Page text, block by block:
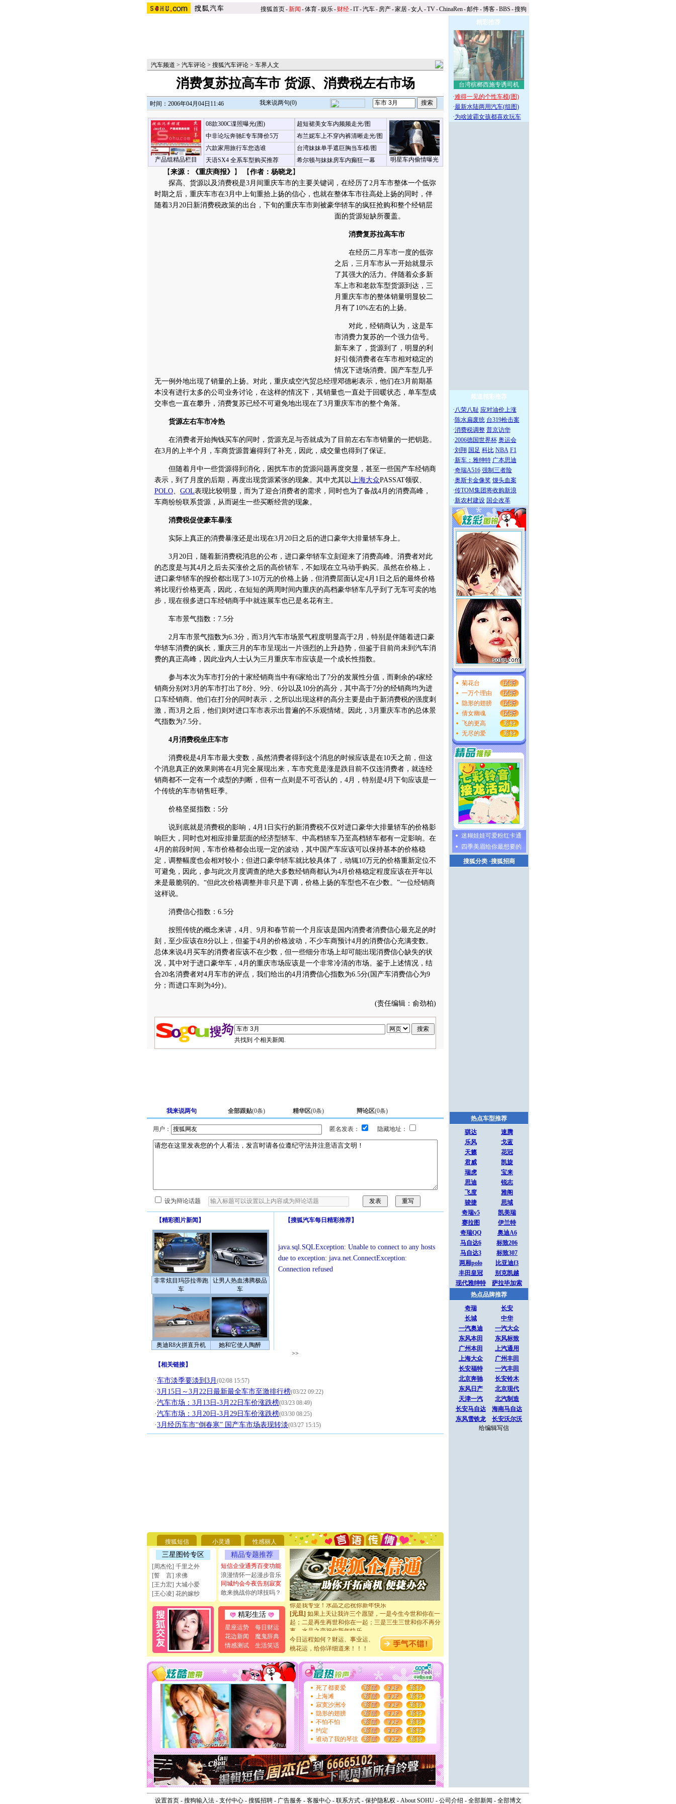
搜狐首页-新闻 -体育-娱乐- 财经-IT-汽车- 房产-家居-女人 -TV-ChinaRen-邮件-博客-BBS -搜狗
汽车频道 > 汽车评论 > 搜狐汽车评论 > 车界人文
消费复苏拉高车市 货源、消费税左右市场
时间：2006年04月04日11:46 我来说两句(0)
产品组精品栏目
08款300C谍照曝光(图)
中非论坛奔驰E专车降价5万
六款家用旅行车您选谁
天语SX4 全系车型购买推荐
超短裙美女车内频频走光/图
明星车内偷情曝光
布兰妮车上不穿内裤清晰走光/图
台湾妹妹单手遮巨胸当车模/图
希尔顿与妹妹房车内癫狂一幕
【来源：《重庆商报》 】 【作者：杨晓龙】
探高、货源以及消费税是3月间重庆车市的主要关键词，在经历了2月车市整体一个低弥
时期之后，重庆车市在3月中上旬重拾上扬的信心，也就在整体车市往高处上扬的同时，伴
随着3月20日新消费税政策的出台，下旬的重庆车市则被豪华轿车的疯狂抢购和整个经销层
面的货源短缺所覆盖。
消费复苏拉高车市
在经历二月车市一度的低弥
之后，三月车市从一开始就显示
了其强大的活力。伴随着众多新
车上市和老款车型货源到达，三
月重庆车市的整体销量明显较二
月有了10%左右的上扬。
对此，经销商认为，这是车
市消费力复苏的一个强力信号。
新车来了，货源到了，明显的利
好引领消费者在车市相对稳定的
情况下进场消费。国产车型几乎
无一例外地出现了销量的上扬。对此，重庆成空汽贸总经理邓德彬表示，他们在3月前期基
本没有进行太多的公司业务讨论，在这样的情况下，其销量也一直处于回暖状态，单车型成
交率也一直在攀升，消费复苏已经不可避免地出现在了3月重庆车市的整个角落。
货源左右车市冷热
在消费者开始掏钱买车的同时，货源充足与否就成为了目前左右车市销量的一把钥匙。
在3月的上半个月，车商货源普遍得到了补充，因此，成交量也得到了保证。
但随着月中一些货源得到消化，困扰车市的货源问题再度突显，甚至一些国产车经销商
表示，到了月度的后期，再度出现货源紧张的现象。其中尤其以上海大众PASSAT领驭、
POLO、 GOL表现比较明显，而为了迎合消费者的需求，同时也为了备战4月的消费高峰，
车商纷纷联系货源，从而诞生一些买断经营的现象。
消费税促使豪车暴涨
实际上真正的消费暴涨还是出现在3月20日之后的进口豪华大排量轿车身上。
3月20日，随着新消费税消息的公布，进口豪华轿车立刻迎来了消费高峰。消费者对此
的态度是与其4月之后去买涨价之后的高价轿车，不如现在立马动手购买。虽然在价格上，
进口豪华轿车的报价都出现了3-10万元的价格上扬，但消费层面认定4月1日之后的最终价格
将比现行价格更高，因此，在短短的两周时间内重庆的高档豪华轿车几乎到了无车可卖的地
步，现在很多进口车经销商手中就连展车也已是名花有主。
车市景气指数：7.5分
2月车市景气指数为6.3分，而3月汽车市场景气程度明显高于2月，特别是伴随着进口豪
华轿车消费的疯长，重庆三月的车市呈现出一片强烈的上升趋势，但鉴于目前尚未到汽车消
费的真正高峰，因此业内人士认为三月重庆车市应该是一个成长性指数。
参与本次为车市打分的十家经销商当中有6家给出了7分的发展性分值，而剩余的4家经
销商分别对3月的车市打出了8分、9分、6分以及10分的高分，其中高于7分的经销商均为进
口车经销商。他们在打分的同时表示，之所以出现这样的高分主要是由于新消费税的强度刺
激，而3月之后，他们则对进口车市表示出普遍的不乐观情绪。因此，3月重庆车市的总体景
气指数为7.5分。
4月消费税坐庄车市
消费税是4月车市最大变数，虽然消费者得到这个消息的时候应该是在10天之前，但这
个消息真正的效果则将在4月完全展现出来，车市究竟是涨是跌目前不仅连消费者，就连经
销商都不一定有一个成型的判断，但有一点则是不可否认的，4月，特别是4月下旬应该是一
个传统的车市销售旺季。
价格坚挺指数：5分
说到底就是消费税的影响，4月1日实行的新消费税不仅对进口豪华大排量轿车的价格影
响巨大，同时也对相应排量层面的经济型轿车、中高档轿车乃至高档轿车都有一定影响。在
4月的前段时间，车市价格都会出现一定的波动，其中国产车应该可以保持基本的价格稳
定，调整幅度也会相对较小；但进口豪华轿车就比较具体了，动辄10万元的价格重新定位不
可避免，因此，参与此次月度调查的绝大多数经销商都认为4月价格稳定程度应该在开年以
来是最脆弱的。“但此次价格调整并非只是下调，价格上扬的车型也不在少数。”一位经销商
这样说。
消费信心指数：6.5分
按照传统的概念来讲，4月、9月和春节前一个月应该是国内消费者消费信心最充足的时
刻，至少应该在8分以上，但鉴于4月的价格波动，不少车商预计4月的消费信心充满变数。
总体来说4月买车的消费者应该不在少数，但一些细分市场上却可能出现消费信心缺失的状
况，其中对于进口豪华车，4月的重庆市场应该是一个非常冷清的市场。鉴于上述情况，结
合20名消费者对4月车市的评点，我们给出的4月消费信心指数为6.5分(国产车消费信心为9
分；而进口车则为4分)。
(责任编辑：俞劲柏)
共找到 个相关新闻.
我来说两句 全部跟贴(0条) 精华区(0条) 辩论区(0条)
用户： 匿名发表： 隐藏地址：
设为辩论话题
【精彩图片新闻 】
非常炫目玛莎拉蒂跑
车
让男人热血沸腾极品
车
奥迪R8火拼直升机 她和它使人陶醉
【搜狐汽车每日精彩推荐】
java.sql.SQLException: Unable to connect to any hosts
due to exception: java.net.ConnectException:
Connection refused
>>
【相关链接】
·车市淡季要淡到3月 (02/08 15:57)
·3月15日～3月22日最新最全车市至激排行榜(03/22 09:22)
·汽车市场：3月13日-3月22日车价涨跌榜(03/23 08:49)
·汽车市场：3月20日-3月29日车价涨跌榜(03/30 08:25)
·3月经历车市“倒春寒” 国产车市场表现转淡(03/27 15:15)
搜狐短信 小灵通 性感丽人
三星图铃专区
[周杰伦] 千里之外
[誓 言] 求佛
[王力宏] 大城小爱
[王心凌] 花的嫁纱
精品专题推荐
短信企业通秀百变功能
浪漫情怀一起漫步音乐
同城约会今夜告别寂寞
敢来挑战你的球技吗？
精彩生活
星座运势
每日财运
花边新闻
魔鬼辞典
情感测试
生活笑话
要平安！千万要知足！千万不要忘记我！
[圣诞节]不只这样的日子才会想起你,而是这样的日子才
能正大光明地骚扰你,告诉你,圣诞要快乐!新年要快乐!天
天都要快乐噢!
[圣诞节]奉上一颗祝福的心,在这个特别的日子里,愿幸福,
如意,快乐,鲜花,一切美好的祝愿与你同在.圣诞快乐!
[元旦]看到你我会触电；看不到你我要充电；没有你我会
断电。爱你是我职业，想你是我事业，抱你是我特长，吻
你是我专业！水晶之恋祝你新年快乐
[元旦]如果上天让我许三个愿望，一是今生今世和你在一
起；二是再生再世和你在一起；三是三生三世和你不再分
离。水晶之恋祝你新年快乐
当我狠下心扭头离去那一刻，你在我身后无助地哭
泣，这痛楚让我明白我多么爱你。我转身抱住你：这猪不
卖了。水晶之恋祝你新年快乐。
颜！冬去春来似水如烟，劳碌人生需尽欢！听一曲轻歌，
道一声平安！新年吉祥万事如愿
[春节]
传说薰衣草有四片叶子：第一片叶子是信仰，第二
片叶子是希望，第三片叶子是爱情，第四片叶子是幸运。
送你一棵薰衣草，愿你新年快乐！
[圣诞节]圣诞节到了，想想没什么送给你的，又不打算给
你太多，只有给你五千万：千万快乐！千万要健康！千万
要平安！千万要知足！千万不要忘记我！
[圣诞节]不只这样的日子才会想起你,而是这样的日子才
能正大光明地骚扰你,告诉你,圣诞要快乐!新年要快乐!天
天都要快乐噢!
[圣诞节]奉上一颗祝福的心,在这个特别的日子里,愿幸福,
如意,快乐,鲜花,一切美好的祝愿与你同在.圣诞快乐!
[元旦]看到你我会触电；看不到你我要充电；没有你我会
断电。爱你是我职业，想你是我事业，抱你是我特长，吻
你是我专业！水晶之恋祝你新年快乐
今日运程如何？财运、事业运、
桃花运，给你详细道来！！！
死了都要爱
上海滩
寂寞沙洲冷
隐形的翅膀
不怕不怕
约定
谁动了我的琴弦
精彩推荐
台湾槟榔西施专诱司机
·难得一见的个性车模(图)
·最新水陆两用汽车(组图)
·为啥波霸女孩都喜欢玩车
频道精彩推荐
·八荣八耻 应对油价上涨
·陈水扁废统 台319枪击案
·消费税调整 普京访华
·2006德国世界杯 奥运会
·刘翔 国足 科比 NBA F1
·新车：雅绅特 广本思迪
·奇瑞A516 强制三者险
·奥斯卡金像奖 馒头血案
·传TOM集团将收购新浪
·新农村建设 国企改革
菊花台
一万个理由
隐形的翅膀
倩女幽魂
飞的更高
无尽的爱
迷糊娃娃可爱粉红卡通
四季美眉给你最想要的
搜狐分类·搜狐招商
热点车型推荐
骐达
速腾
乐风
戈蓝
天籁
花冠
君威
凯旋
瑞虎
宝来
思迪
锐志
飞度
雅阁
骏捷
思域
奇瑞v5
凯美瑞
赛拉图
伊兰特
奇瑞QQ
奥迪A6
马自达6
标致206
马自达3
标致307
两厢polo
比亚迪f3
丰田皇冠
别克凯越
现代雅绅特
萨拉毕加索
热点品牌推荐
奇瑞
长安
长城
中华
一汽奥迪
一汽大众
东风本田
东风标致
广州本田
上汽通用
上海大众
广州丰田
长安福特
一汽丰田
北京奔驰
长安铃木
东风日产
北京现代
天津一汽
北汽制造
长安马自达
海南马自达
东风雪铁龙
长安沃尔沃
给编辑写信
设置首页- 搜狗输入法- 支付中心- 搜狐招聘- 广告服务- 客服中心- 联系方式- 保护隐私权 - About SOHU- 公司介绍 - 全部新闻 - 全部博文